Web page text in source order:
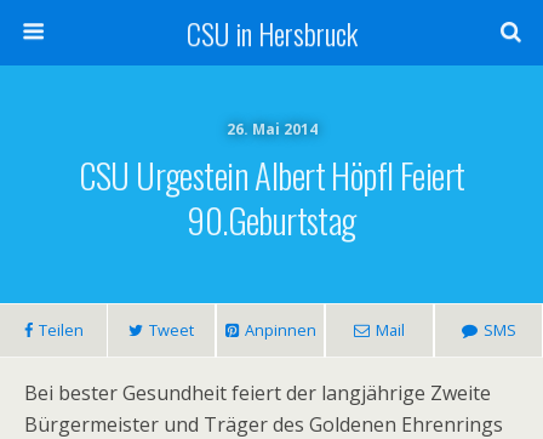
CSU in Hersbruck
26. Mai 2014
CSU Urgestein Albert Höpfl Feiert
90.Geburtstag
Teilen Tweet Anpinnen Mail SMS
Bei bester Gesundheit feiert der langjährige Zweite
Bürgermeister und Träger des Goldenen Ehrenrings